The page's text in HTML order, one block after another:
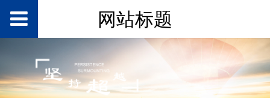
网站标题